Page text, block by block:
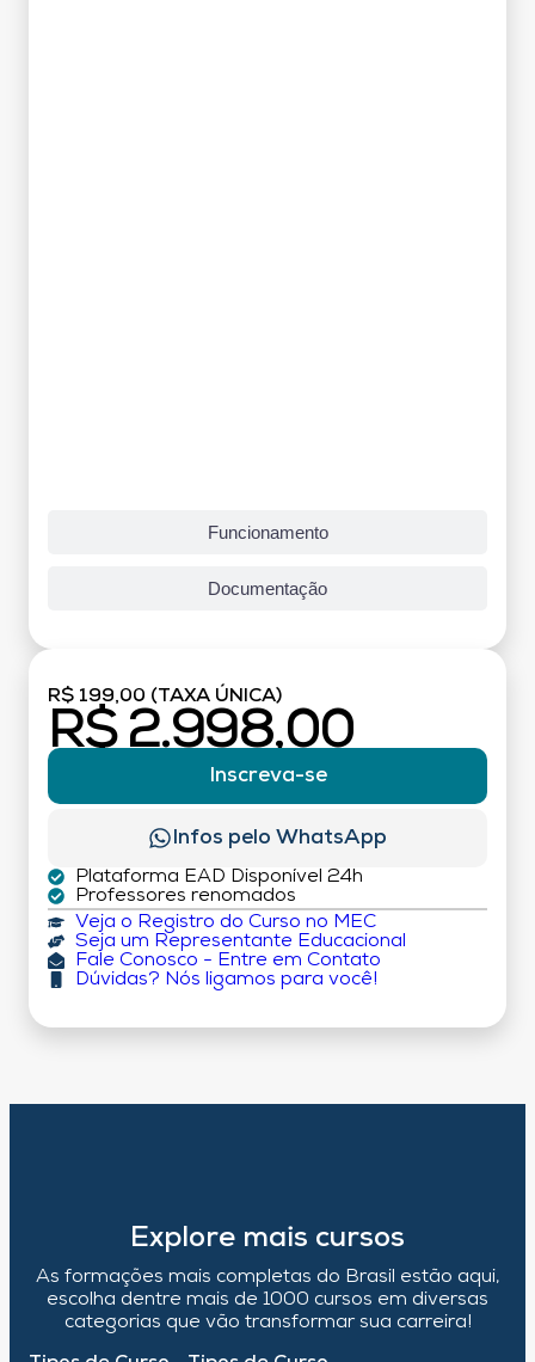
Funcionamento
Documentação
R$ 199,00 (TAXA ÚNICA)
R$ 2.998,00
Inscreva-se
Infos pelo WhatsApp
Plataforma EAD Disponível 24h
Professores renomados
Veja o Registro do Curso no MEC
Seja um Representante Educacional
Fale Conosco - Entre em Contato
Dúvidas? Nós ligamos para você!
Explore mais cursos
As formações mais completas do Brasil estão aqui,
escolha dentre mais de 1000 cursos em diversas
categorias que vão transformar sua carreira!